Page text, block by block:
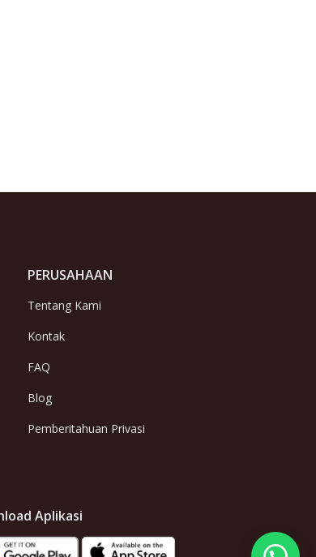
PERUSAHAAN
Tentang Kami
Kontak
FAQ
Blog
Pemberitahuan Privasi
Aplikasi